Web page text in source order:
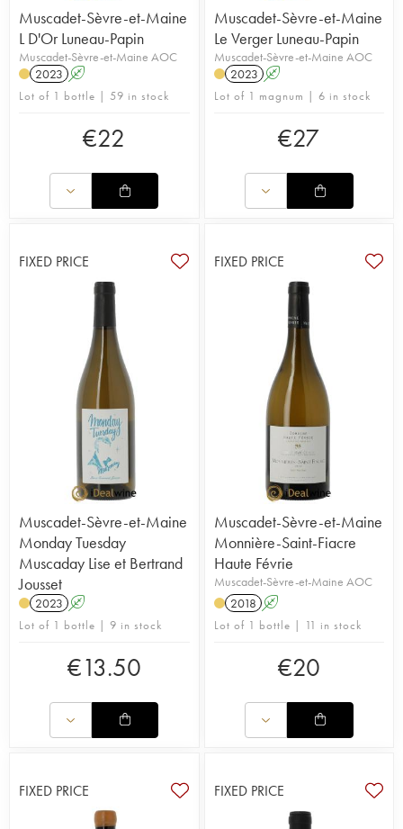
Muscadet-Sèvre-et-Maine
L D'Or Luneau-Papin
Muscadet-Sèvre-et-Maine AOC
2023 A
Lot of 1 bottle | 59 in stock
€22
Muscadet-Sèvre-et-Maine
Le Verger Luneau-Papin
Muscadet-Sèvre-et-Maine AOC
2023 A
Lot of 1 magnum | 6 in stock
€27
FIXED PRICE
Muscadet-Sèvre-et-Maine
Monday Tuesday
Muscaday Lise et Bertrand
Jousset
2023 A
Lot of 1 bottle | 9 in stock
€13.50
FIXED PRICE
Muscadet-Sèvre-et-Maine
Monnière-Saint-Fiacre
Haute Févrie
Muscadet-Sèvre-et-Maine AOC
2018 A
Lot of 1 bottle | 11 in stock
€20
FIXED PRICE FIXED PRICE